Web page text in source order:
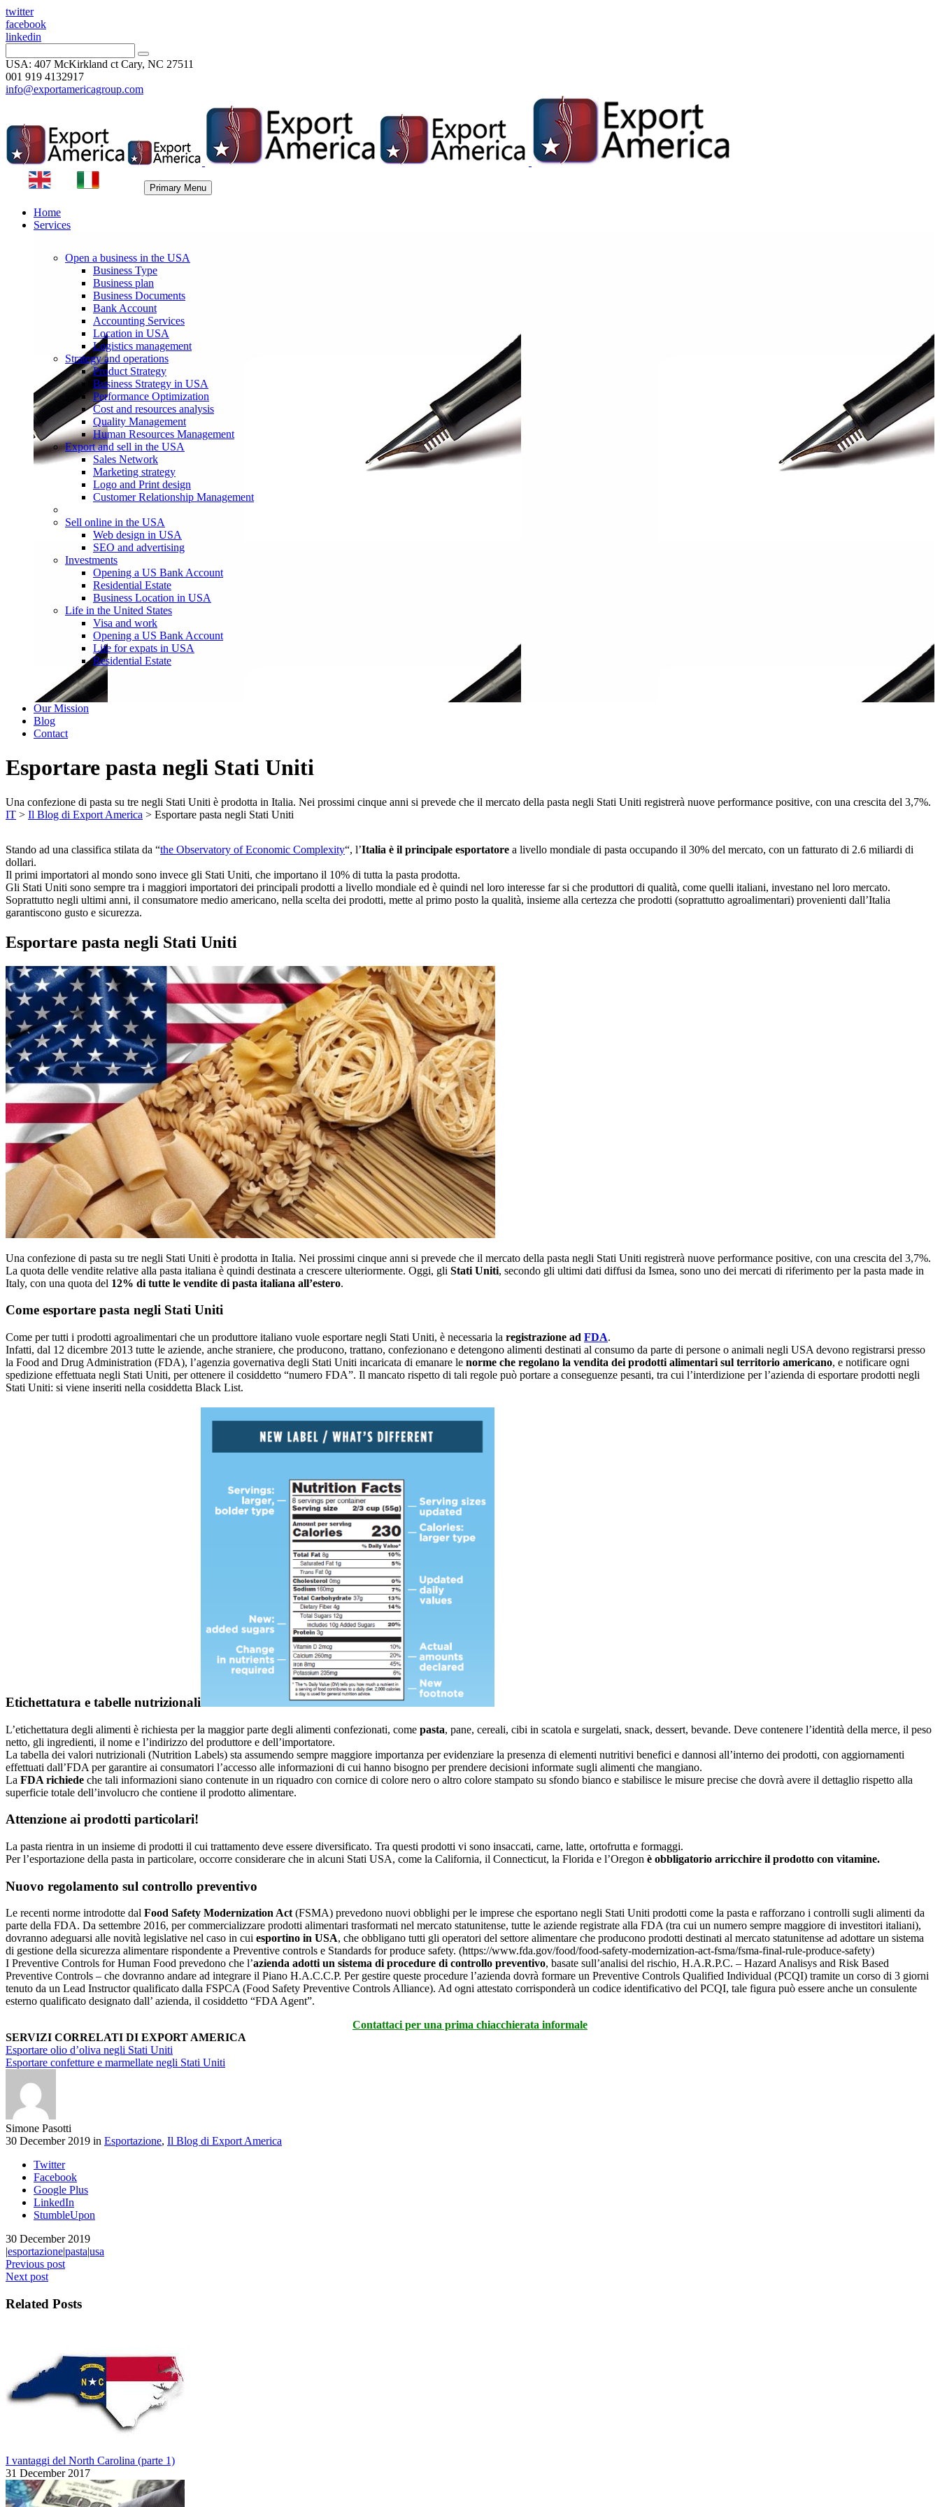
twitter
facebook
linkedin
USA: 407 McKirkland ct Cary, NC 27511
001 919 4132917
info@exportamericagroup.com
Primary Menu
Home
Services
Open a business in the USA
Business Type
Business plan
Business Documents
Bank Account
Accounting Services
Location in USA
Logistics management
Strategy and operations
Product Strategy
Business Strategy in USA
Performance Optimization
Cost and resources analysis
Quality Management
Human Resources Management
Export and sell in the USA
Sales Network
Marketing strategy
Logo and Print design
Customer Relationship Management
Sell online in the USA
Web design in USA
SEO and advertising
Investments
Opening a US Bank Account
Residential Estate
Business Location in USA
Life in the United States
Visa and work
Opening a US Bank Account
Life for expats in USA
Residential Estate
Our Mission
Blog
Contact
Esportare pasta negli Stati Uniti
Una confezione di pasta su tre negli Stati Uniti è prodotta in Italia. Nei prossimi cinque anni si prevede che il mercato della pasta negli Stati Uniti registrerà nuove performance positive, con una crescita del 3,7%.
IT > Il Blog di Export America > Esportare pasta negli Stati Uniti
Stando ad una classifica stilata da “the Observatory of Economic Complexity“, l’Italia è il principale esportatore a livello mondiale di pasta occupando il 30% del mercato, con un fatturato di 2.6 miliardi di
dollari.
Il primi importatori al mondo sono invece gli Stati Uniti, che importano il 10% di tutta la pasta prodotta.
Gli Stati Uniti sono sempre tra i maggiori importatori dei principali prodotti a livello mondiale ed è quindi nel loro interesse far si che produttori di qualità, come quelli italiani, investano nel loro mercato.
Soprattutto negli ultimi anni, il consumatore medio americano, nella scelta dei prodotti, mette al primo posto la qualità, insieme alla certezza che prodotti (soprattutto agroalimentari) provenienti dall’Italia
garantiscono gusto e sicurezza.
Esportare pasta negli Stati Uniti
Una confezione di pasta su tre negli Stati Uniti è prodotta in Italia. Nei prossimi cinque anni si prevede che il mercato della pasta negli Stati Uniti registrerà nuove performance positive, con una crescita del 3,7%.
La quota delle vendite relative alla pasta italiana è quindi destinata a crescere ulteriormente. Oggi, gli Stati Uniti, secondo gli ultimi dati diffusi da Ismea, sono uno dei mercati di riferimento per la pasta made in
Italy, con una quota del 12% di tutte le vendite di pasta italiana all’estero.
Come esportare pasta negli Stati Uniti
Come per tutti i prodotti agroalimentari che un produttore italiano vuole esportare negli Stati Uniti, è necessaria la registrazione ad FDA.
Infatti, dal 12 dicembre 2013 tutte le aziende, anche straniere, che producono, trattano, confezionano e detengono alimenti destinati al consumo da parte di persone o animali negli USA devono registrarsi presso
la Food and Drug Administration (FDA), l’agenzia governativa degli Stati Uniti incaricata di emanare le norme che regolano la vendita dei prodotti alimentari sul territorio americano, e notificare ogni
spedizione effettuata negli Stati Uniti, per ottenere il cosiddetto “numero FDA”. Il mancato rispetto di tali regole può portare a conseguenze pesanti, tra cui l’interdizione per l’azienda di esportare prodotti negli
Stati Uniti: si viene inseriti nella cosiddetta Black List.
Etichettatura e tabelle nutrizionali
L’etichettatura degli alimenti è richiesta per la maggior parte degli alimenti confezionati, come pasta, pane, cereali, cibi in scatola e surgelati, snack, dessert, bevande. Deve contenere l’identità della merce, il peso
netto, gli ingredienti, il nome e l’indirizzo del produttore e dell’importatore.
La tabella dei valori nutrizionali (Nutrition Labels) sta assumendo sempre maggiore importanza per evidenziare la presenza di elementi nutritivi benefici e dannosi all’interno dei prodotti, con aggiornamenti
effettuati dall’FDA per garantire ai consumatori l’accesso alle informazioni di cui hanno bisogno per prendere decisioni informate sugli alimenti che mangiano.
La FDA richiede che tali informazioni siano contenute in un riquadro con cornice di colore nero o altro colore stampato su sfondo bianco e stabilisce le misure precise che dovrà avere il dettaglio rispetto alla
superficie totale dell’involucro che contiene il prodotto alimentare.
Attenzione ai prodotti particolari!
La pasta rientra in un insieme di prodotti il cui trattamento deve essere diversificato. Tra questi prodotti vi sono insaccati, carne, latte, ortofrutta e formaggi.
Per l’esportazione della pasta in particolare, occorre considerare che in alcuni Stati USA, come la California, il Connecticut, la Florida e l’Oregon è obbligatorio arricchire il prodotto con vitamine.
Nuovo regolamento sul controllo preventivo
Le recenti norme introdotte dal Food Safety Modernization Act(FSMA) prevedono nuovi obblighi per le imprese che esportano negli Stati Uniti prodotti come la pasta e rafforzano i controlli sugli alimenti da
parte della FDA. Da settembre 2016, per commercializzare prodotti alimentari trasformati nel mercato statunitense, tutte le aziende registrate alla FDA (tra cui un numero sempre maggiore di investitori italiani),
dovranno adeguarsi alle novità legislative nel caso in cui esportino in USA, che obbligano tutti gli operatori del settore alimentare che producono prodotti destinati al mercato statunitense ad adottare un sistema
di gestione della sicurezza alimentare rispondente a Preventive controls e Standards for produce safety. (https://www.fda.gov/food/food-safety-modernization-act-fsma/fsma-final-rule-produce-safety)
I Preventive Controls for Human Food prevedono che l’azienda adotti un sistema di procedure di controllo preventivo, basate sull’analisi del rischio, H.A.R.P.C. – Hazard Analisys and Risk Based
Preventive Controls – che dovranno andare ad integrare il Piano H.A.C.C.P. Per gestire queste procedure l’azienda dovrà formare un Preventive Controls Qualified Individual (PCQI) tramite un corso di 3 giorni
tenuto da un Lead Instructor qualificato dalla FSPCA (Food Safety Preventive Controls Alliance). Ad ogni attestato corrisponderà un codice identificativo del PCQI, tale figura può essere anche un consulente
esterno qualificato designato dall’ azienda, il cosiddetto “FDA Agent”.
Contattaci per una prima chiacchierata informale
SERVIZI CORRELATI DI EXPORT AMERICA
Esportare olio d’oliva negli Stati Uniti
Esportare confetture e marmellate negli Stati Uniti
Simone Pasotti
30 December 2019 in Esportazione, Il Blog di Export America
Twitter
Facebook
Google Plus
LinkedIn
StumbleUpon
30 December 2019
|esportazione|pasta|usa
Previous post
Next post
Related Posts
I vantaggi del North Carolina (parte 1)
31 December 2017